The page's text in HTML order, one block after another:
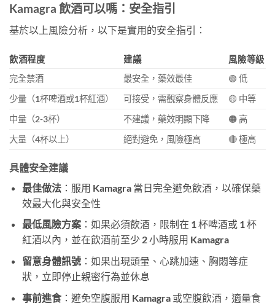
Kamagra 飲酒可以嗎：安全指引
基於以上風險分析，以下是實用的安全指引：
飲酒程度 建議
風險等級
完全禁酒
最安全，藥效最佳
🟢 低
少量（1杯啤酒或1杯紅酒）
可接受，需觀察身體反應
🟡 中等
中量（2-3杯）
不建議，藥效明顯下降
🟠 高
大量（4杯以上）
絕對避免，風險極高 🔴 極高
具體安全建議
最佳做法：服用 Kamagra 當日完全避免飲酒，以確保藥
效最大化與安全性
最低風險方案：如果必須飲酒，限制在 1 杯啤酒或 1 杯
紅酒以內，並在飲酒前至少 2 小時服用 Kamagra
留意身體訊號：如果出現頭暈、心跳加速、胸悶等症
狀，立即停止親密行為並休息
事前進食：避免空腹服用 Kamagra 或空腹飲酒，適量食